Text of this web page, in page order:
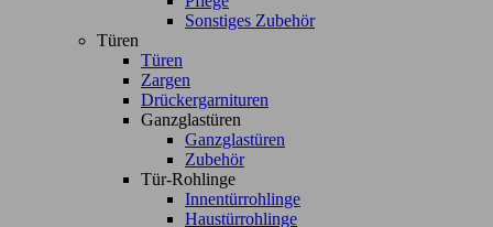
Sonstiges Zubehör
Türen
Türen
Zargen
Drückergarnituren
Ganzglastüren
Ganzglastüren
Zubehör
Tür-Rohlinge
Innentürrohlinge
Haustürrohlinge